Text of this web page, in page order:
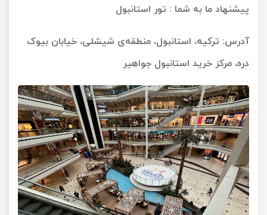
پیشنهاد ما به شما : تور استانبول
آدرس: ترکیه، استانبول، منطقه‌ی شیشلی، خیابان بیوک
دره، مرکز خرید استانبول جواهیر